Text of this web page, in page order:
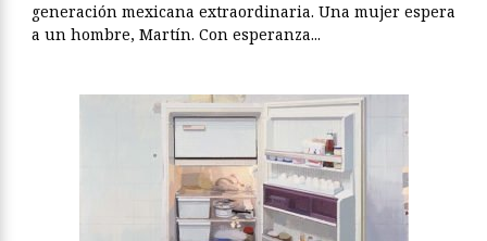
generación mexicana extraordinaria. Una mujer espera
a un hombre, Martín. Con esperanza...